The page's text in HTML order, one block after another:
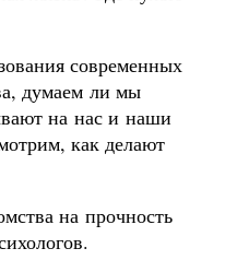
современных
думаем ли мы
на нас и наши
как делают
на прочность